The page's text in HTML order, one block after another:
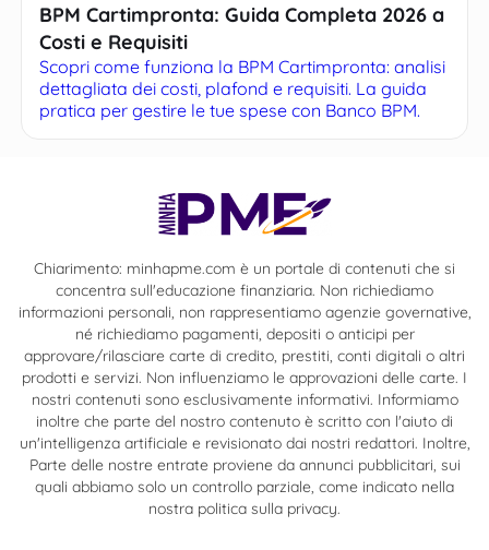
BPM Cartimpronta: Guida Completa 2026 a
Costi e Requisiti
Scopri come funziona la BPM Cartimpronta: analisi
dettagliata dei costi, plafond e requisiti. La guida
pratica per gestire le tue spese con Banco BPM.
Chiarimento: minhapme.com è un portale di contenuti che si
concentra sull'educazione finanziaria. Non richiediamo
informazioni personali, non rappresentiamo agenzie governative,
né richiediamo pagamenti, depositi o anticipi per
approvare/rilasciare carte di credito, prestiti, conti digitali o altri
prodotti e servizi. Non influenziamo le approvazioni delle carte. I
nostri contenuti sono esclusivamente informativi. Informiamo
inoltre che parte del nostro contenuto è scritto con l'aiuto di
un'intelligenza artificiale e revisionato dai nostri redattori. Inoltre,
Parte delle nostre entrate proviene da annunci pubblicitari, sui
quali abbiamo solo un controllo parziale, come indicato nella
nostra politica sulla privacy.